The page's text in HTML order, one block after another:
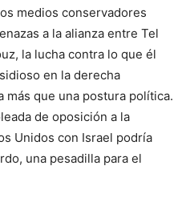
medios conservadores
a la alianza entre Tel
la lucha contra lo que él
en la derecha
que una postura política.
de oposición a la
Unidos con Israel podría
una pesadilla para el